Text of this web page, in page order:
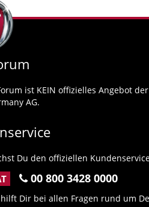
ist KEIN offizielles Angebot der
AG.
Du den offiziellen
00 800 3428 0000
hilft Dir bei allen Fragen rund um